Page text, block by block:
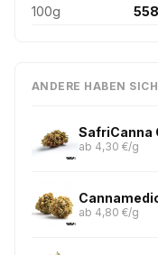
100g
ANDERE HABEN
SafriCanna
ab 4,30 €/g
ab 4,80 €/g